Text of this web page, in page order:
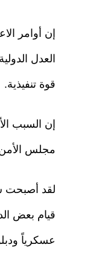
إن أوامر
العدل
قوة تنفيذية.
إن السبب
مجلس الأمن
لقد أصبحت
قيام بعض
عسكرياً